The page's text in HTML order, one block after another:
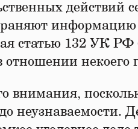
действий
статью 132 УК РФ
отношении
внимания,
неузнаваемости.